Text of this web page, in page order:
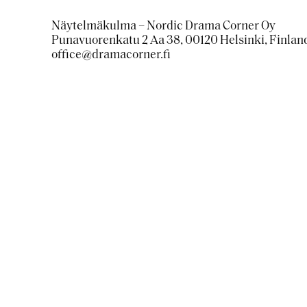
Näytelmäkulma – Nordic Drama Corner Oy
Punavuorenkatu 2 Aa 38, 00120 Helsinki,
office@dramacorner.fi